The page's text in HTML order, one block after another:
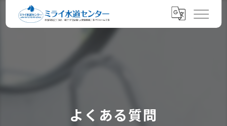
よくある質問